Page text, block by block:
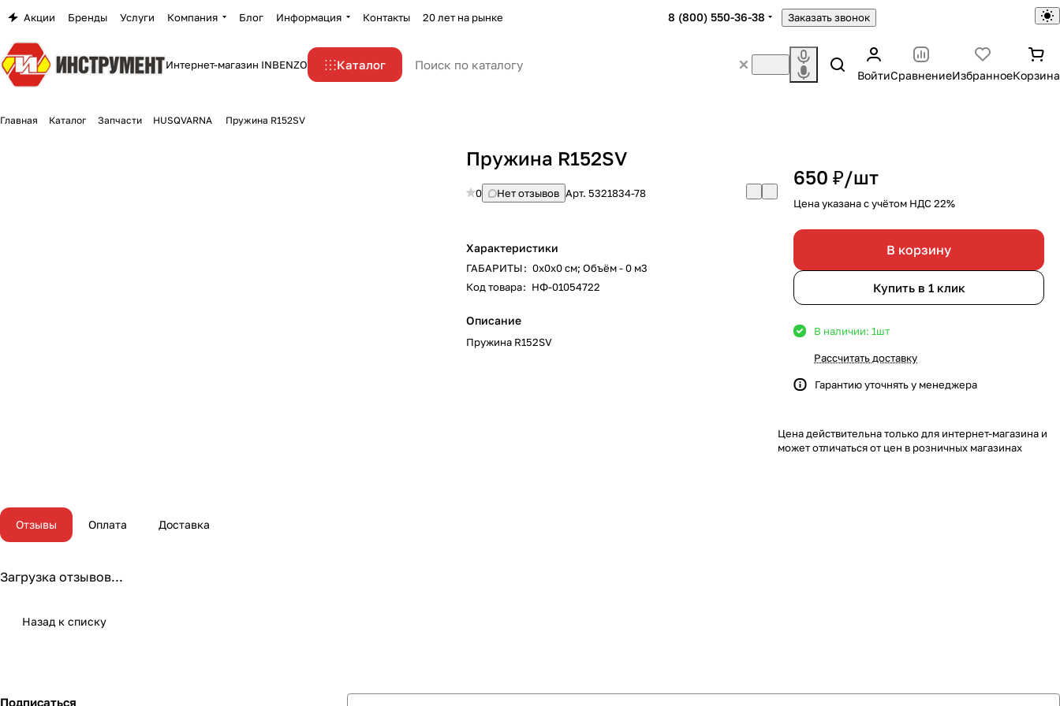
Акции Бренды Услуги Компания Блог Информация Контакты 20 лет на рынке 8 (800) 550-36-38 Заказать звонок
Интернет-магазин INBENZO Каталог
ВойтиСравнениеИзбранноеКорзина
Главная Каталог Запчасти HUSQVARNA Пружина R152SV
Пружина R152SV
0 Нет отзывов Арт. 5321834-78
Характеристики
ГАБАРИТЫ: 0х0х0 см; Объём - 0 м3
Код товара: НФ-01054722
Описание
Пружина R152SV
650 ₽/шт
Цена указана с учётом НДС 22%
В корзину
Купить в 1 клик
В наличии: 1шт
Рассчитать доставку
Гарантию уточнять у менеджера
Цена действительна только для интернет-магазина и
может отличаться от цен в розничных магазинах
Отзывы Оплата Доставка
Загрузка отзывов...
Назад к списку
Подписаться